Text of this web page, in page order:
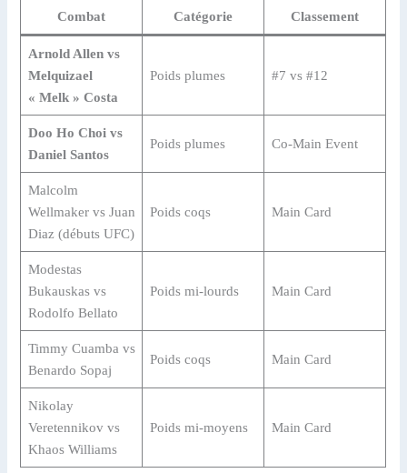
Combat Catégorie Classement
Arnold Allen vs
Melquizael
« Melk » Costa
Poids plumes #7 vs #12
Doo Ho Choi vs
Daniel Santos
Poids plumes Co-Main Event
Malcolm
Wellmaker vs Juan
Diaz (débuts UFC)
Poids coqs Main Card
Modestas
Bukauskas vs
Rodolfo Bellato
Poids mi-lourds Main Card
Timmy Cuamba vs
Benardo Sopaj
Poids coqs Main Card
Nikolay
Veretennikov vs
Khaos Williams
Poids mi-moyens Main Card